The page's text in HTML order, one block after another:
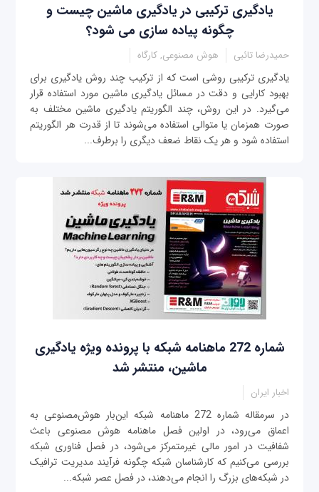
یادگیری ترکیبی در یادگیری ماشین چیست و
چگونه پیاده سازی می شود؟
حمیدرضا تائبی هوش مصنوعی, کارگاه
یادگیری ترکیبی روشی است که از ترکیب چند روش یادگیری برای
بهبود کارایی و دقت در مسائل یادگیری ماشین مورد استفاده قرار
می‌گیرد. در این روش، چند الگوریتم یادگیری ماشین مختلف به
صورت همزمان یا متوالی استفاده می‌شوند تا از قدرت هر الگوریتم
استفاده شود و هر یک نقاط ضعف دیگری را برطرف...
شماره 272 ماهنامه شبکه با پرونده ویژه یادگیری
ماشین، منتشر شد
اخبار ایران
در سرمقاله شماره 272 ماهنامه شبکه این‌بار هوش‌مصنوعی به
اعماق می‌رود، در اولین فصل ماهنامه هوش مصنوعی باعث
شفافیت در امور مالی غیرمتمرکز می‌شود، در فصل فناوری شبکه
بررسی می‌کنیم که کارشناسان شبکه چگونه فرآیند مدیریت ترافیک
در شبکه‌های بزرگ را انجام می‌دهند، در فصل عصر شبکه...